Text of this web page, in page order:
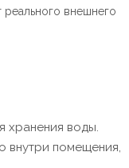
реального внешнего
хранения воды.
внутри помещения,